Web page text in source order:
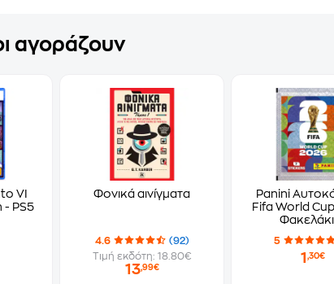
αγοράζουν
VI
- PS5
Φονικά αινίγματα
4.6
(92)
Τιμή εκδότη: 18.80€
13,99€
Panini
Fifa World
5
1,30€